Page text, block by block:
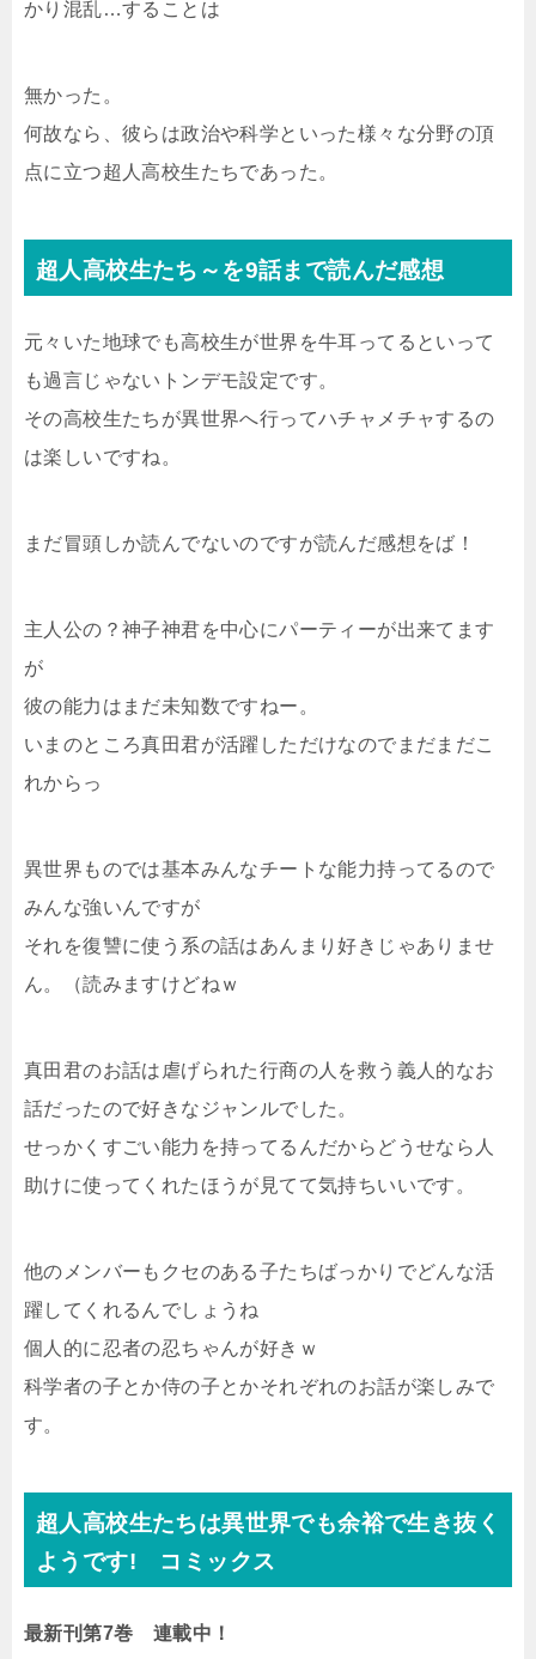
かり混乱…することは
無かった。
何故なら、彼らは政治や科学といった様々な分野の頂
点に立つ超人高校生たちであった。
超人高校生たち～を9話まで読んだ感想
元々いた地球でも高校生が世界を牛耳ってるといって
も過言じゃないトンデモ設定です。
その高校生たちが異世界へ行ってハチャメチャするの
は楽しいですね。
まだ冒頭しか読んでないのですが読んだ感想をば！
主人公の？神子神君を中心にパーティーが出来てます
が
彼の能力はまだ未知数ですねー。
いまのところ真田君が活躍しただけなのでまだまだこ
れからっ
異世界ものでは基本みんなチートな能力持ってるので
みんな強いんですが
それを復讐に使う系の話はあんまり好きじゃありませ
ん。（読みますけどねｗ
真田君のお話は虐げられた行商の人を救う義人的なお
話だったので好きなジャンルでした。
せっかくすごい能力を持ってるんだからどうせなら人
助けに使ってくれたほうが見てて気持ちいいです。
他のメンバーもクセのある子たちばっかりでどんな活
躍してくれるんでしょうね
個人的に忍者の忍ちゃんが好きｗ
科学者の子とか侍の子とかそれぞれのお話が楽しみで
す。
超人高校生たちは異世界でも余裕で生き抜く
ようです! コミックス
最新刊第7巻 連載中！